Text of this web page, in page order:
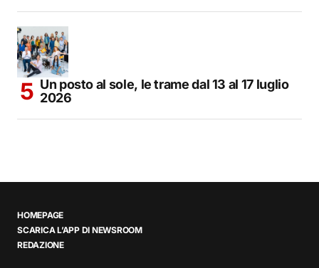
Un posto al sole, le trame dal 13 al 17 luglio
2026
HOMEPAGE
SCARICA L’APP DI NEWSROOM
REDAZIONE